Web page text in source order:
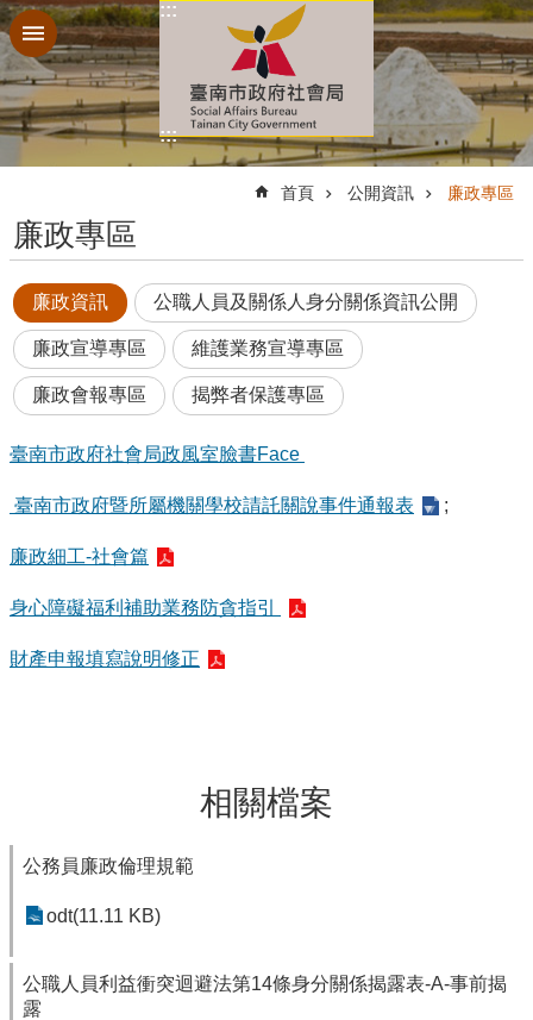
跳到主要內容區塊
:::
:::
首頁 公開資訊 廉政專區
廉政專區
廉政資訊 公職人員及關係人身分關係資訊公開
廉政宣導專區 維護業務宣導專區
廉政會報專區 揭弊者保護專區
臺南市政府社會局政風室臉書Face
臺南市政府暨所屬機關學校請託關說事件通報表 ;
廉政細工-社會篇
身心障礙福利補助業務防貪指引
財產申報填寫說明修正
相關檔案
公務員廉政倫理規範
odt(11.11 KB)
公職人員利益衝突迴避法第14條身分關係揭露表-A-事前揭
露